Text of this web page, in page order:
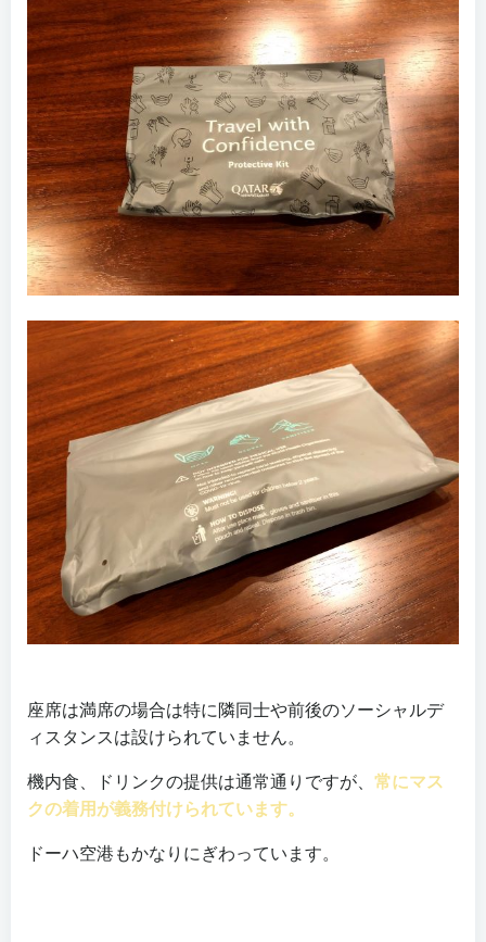
座席は満席の場合は特に隣同士や前後のソーシャルデ
ィスタンスは設けられていません。
機内食、ドリンクの提供は通常通りですが、 常にマス
クの着用が義務付けられています。
ドーハ空港もかなりにぎわっています。